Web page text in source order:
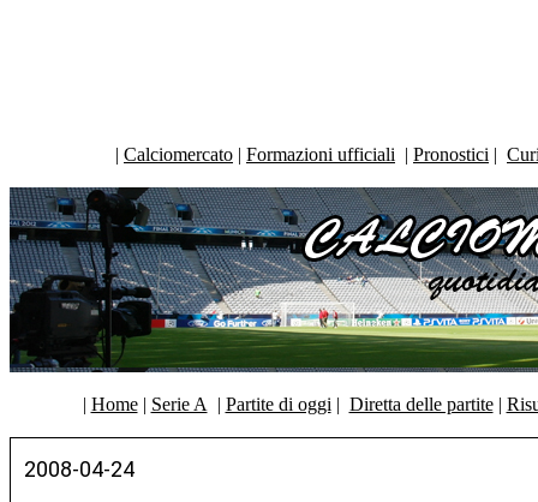
| Calciomercato | Formazioni ufficiali | Pronostici |
| Home| Serie A | Partite di oggi | Diretta delle partite|
2008-04-24